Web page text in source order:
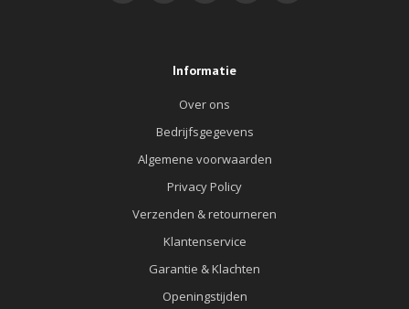
Informatie
Over ons
Bedrijfsgegevens
Algemene voorwaarden
Privacy Policy
Verzenden & retourneren
Klantenservice
Garantie & Klachten
Openingstijden